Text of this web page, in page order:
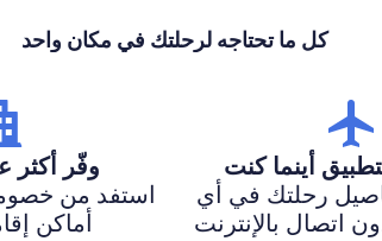
كل ما تحتاجه لرحلتك في مكان واحد
أينما كنت
رحلتك في أي
اتصال بالإنترنت
وفّر أكثر
استفد من
أماكن